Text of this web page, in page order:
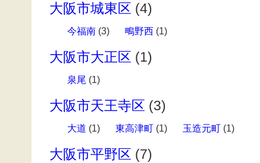
大阪市城東区 (4)
今福南 (3) 鴫野西 (1)
大阪市大正区 (1)
泉尾 (1)
大阪市天王寺区 (3)
大道 (1) 東高津町 (1) 玉造元町 (1)
大阪市平野区 (7)